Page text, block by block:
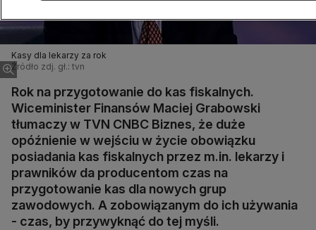
Kasy dla lekarzy za rok
Źródło zdj. gł.: tvn
Rok na przygotowanie do kas fiskalnych.
Wiceminister Finansów Maciej Grabowski
tłumaczy w TVN CNBC Biznes, że duże
opóźnienie w wejściu w życie obowiązku
posiadania kas fiskalnych przez m.in. lekarzy i
prawników da producentom czas na
przygotowanie kas dla nowych grup
zawodowych. A zobowiązanym do ich używania
- czas, by przywyknąć do tej myśli.